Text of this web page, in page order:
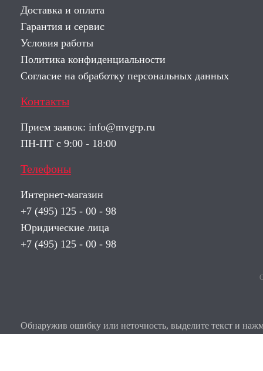
Доставка и оплата
Гарантия и сервис
Условия работы
Политика конфиденциальности
Согласие на обработку персональных данных
Контакты
Прием заявок: info@mvgrp.ru
ПН-ПТ с 9:00 - 18:00
Телефоны
Интернет-магазин
+7 (495) 125 - 00 - 98
Юридические лица
+7 (495) 125 - 00 - 98
Обнаружив ошибку или неточность, выделите текст и